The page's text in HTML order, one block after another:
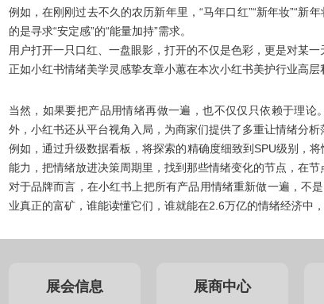
例如，在刚刚过去不久的农历新年里，“马年口红”“新年妆”“新
的是寻求“安定感”的“能量加持”需求。
用户打开一只口红、一盘眼影，打开的不仅是色彩，更是对某一
正如小红书情绪美学灵感挚友章小蕙在本次小红书美护行业高层
当然，如果要把产品用情绪再做一遍，也不仅仅只依赖于理论
外， 小红书还从平台视角入局，为商家们提供了多重让情绪分析
例如，通过升级数据看板，将探索的精确度细致到SPU级别，
能力，把情绪放进决策周期里，找到那些情绪变化的节点，在节
对于品牌而言，在小红书上把所有产品用情绪重新做一遍，不
业真正的富矿，谁能读懂它们，谁就能在2.6万亿的情绪经济中
展会信息 展商中心